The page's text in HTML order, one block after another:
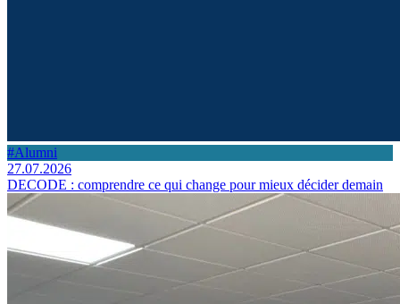
#Alumni
27.07.2026
DECODE : comprendre ce qui change pour mieux décider demain